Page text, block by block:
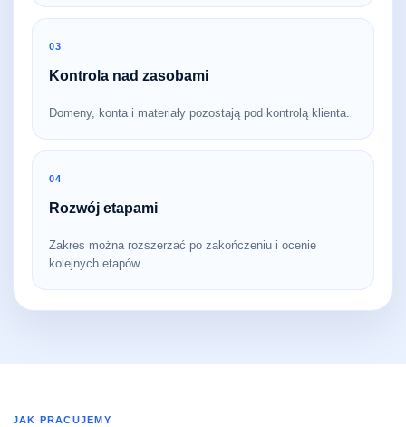
03
Kontrola nad zasobami
Domeny, konta i materiały pozostają pod kontrolą klienta.
04
Rozwój etapami
Zakres można rozszerzać po zakończeniu i ocenie
kolejnych etapów.
JAK PRACUJEMY